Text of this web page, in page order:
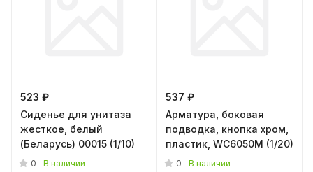
523 ₽
Сиденье для унитаза
жесткое, белый
(Беларусь) 00015 (1/10)
0 В наличии
537 ₽
Арматура, боковая
подводка, кнопка хром,
пластик, WC6050M (1/20)
0 В наличии